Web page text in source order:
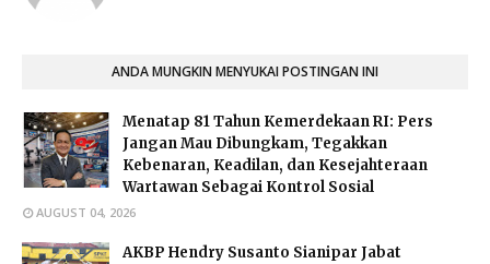
ANDA MUNGKIN MENYUKAI POSTINGAN INI
Menatap 81 Tahun Kemerdekaan RI: Pers
Jangan Mau Dibungkam, Tegakkan
Kebenaran, Keadilan, dan Kesejahteraan
Wartawan Sebagai Kontrol Sosial
AUGUST 04, 2026
AKBP Hendry Susanto Sianipar Jabat